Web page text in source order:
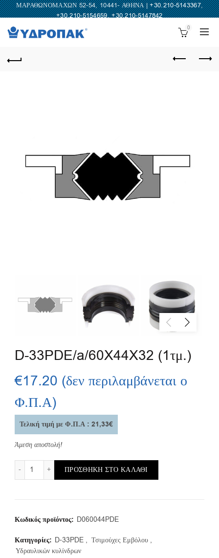
ΜΑΡΑΘΩΝΟΜΑΧΩΝ 52-54, 10441- ΑΘΗΝΑ |+30.210-5143367,
+30.210-5154659,+30.210-5147842
0
D-33PDE/a/60X44X32 (1τμ.)
€17.20 (δεν περιλαμβάνεται ο
Φ.Π.Α)
Τελική τιμή με Φ.Π.Α : 21,33€
Άμεση αποστολή!
D-33PDE/a/60X44X32 (1τμ.) ποσότητα
ΠΡΟΣΘΉΚΗ ΣΤΟ ΚΑΛΆΘΙ
Κωδικός προϊόντος: D060044PDE
Κατηγορίες: D-33PDE , Τσιμούχες Εμβόλου ,
Υδραυλικών κυλίνδρων